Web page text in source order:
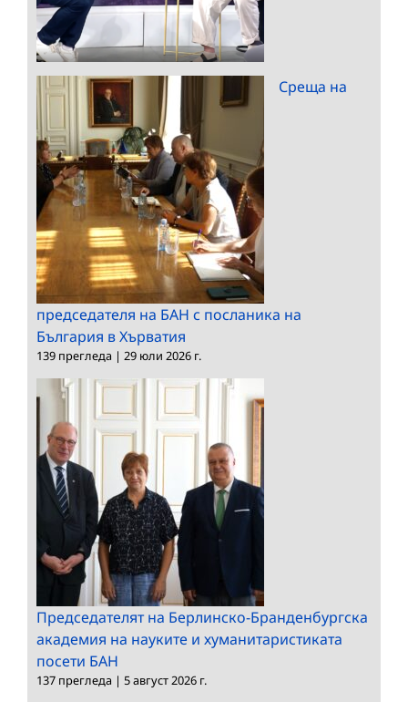
Среща на
председателя на БАН с посланика на
България в Хърватия
139 прегледа | 29 юли 2026 г.
Председателят на Берлинско-Бранденбургска
академия на науките и хуманитаристиката
посети БАН
137 прегледа | 5 август 2026 г.